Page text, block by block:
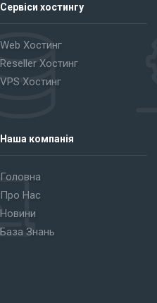
Сервіси хостингу
Web Хостинг
Reseller Хостинг
VPS Хостинг
Наша компанія
Головна
Про Нас
Новини
База Знань